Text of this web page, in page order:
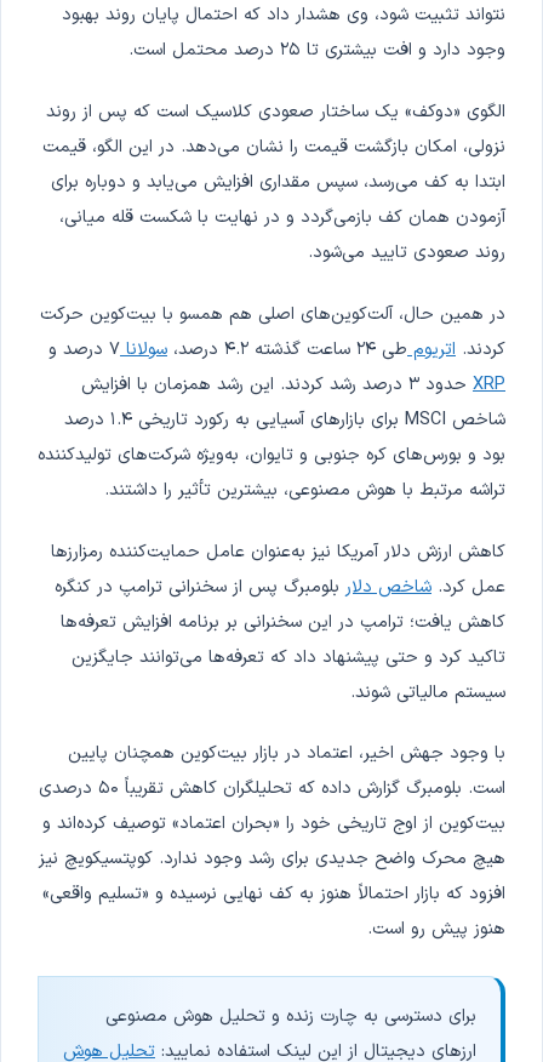
نتواند تثبیت شود، وی هشدار داد که احتمال پایان روند بهبود
وجود دارد و افت بیشتری تا ۲۵ درصد محتمل است.
الگوی «دوکف» یک ساختار صعودی کلاسیک است که پس از روند
نزولی، امکان بازگشت قیمت را نشان می‌دهد. در این الگو، قیمت
ابتدا به کف می‌رسد، سپس مقداری افزایش می‌یابد و دوباره برای
آزمودن همان کف بازمی‌گردد و در نهایت با شکست قله میانی،
روند صعودی تایید می‌شود.
در همین حال، آلت‌کوین‌های اصلی هم همسو با بیت‌کوین حرکت
کردند. اتریومطی ۲۴ ساعت گذشته ۴.۲ درصد، سولانا۷ درصد و
XRP
حدود ۳ درصد رشد کردند. این رشد همزمان با افزایش
شاخص MSCI برای بازارهای آسیایی به رکورد تاریخی ۱.۴ درصد
بود و بورس‌های کره جنوبی و تایوان، به‌ویژه شرکت‌های تولیدکننده
تراشه مرتبط با هوش مصنوعی، بیشترین تأثیر را داشتند.
کاهش ارزش دلار آمریکا نیز به‌عنوان عامل حمایت‌کننده رمزارزها
عمل کرد. شاخص دلار بلومبرگ پس از سخنرانی ترامپ در کنگره
کاهش یافت؛ ترامپ در این سخنرانی بر برنامه افزایش تعرفه‌ها
تاکید کرد و حتی پیشنهاد داد که تعرفه‌ها می‌توانند جایگزین
سیستم مالیاتی شوند.
با وجود جهش اخیر، اعتماد در بازار بیت‌کوین همچنان پایین
است. بلومبرگ گزارش داده که تحلیلگران کاهش تقریباً ۵۰ درصدی
بیت‌کوین از اوج تاریخی خود را «بحران اعتماد» توصیف کرده‌اند و
هیچ محرک واضح جدیدی برای رشد وجود ندارد. کوپتسیکویچ نیز
افزود که بازار احتمالاً هنوز به کف نهایی نرسیده و «تسلیم واقعی»
هنوز پیش رو است.
برای دسترسی به چارت زنده و تحلیل هوش مصنوعی
ارزهای دیجیتال از این لینک استفاده نمایید: تحلیل هوش